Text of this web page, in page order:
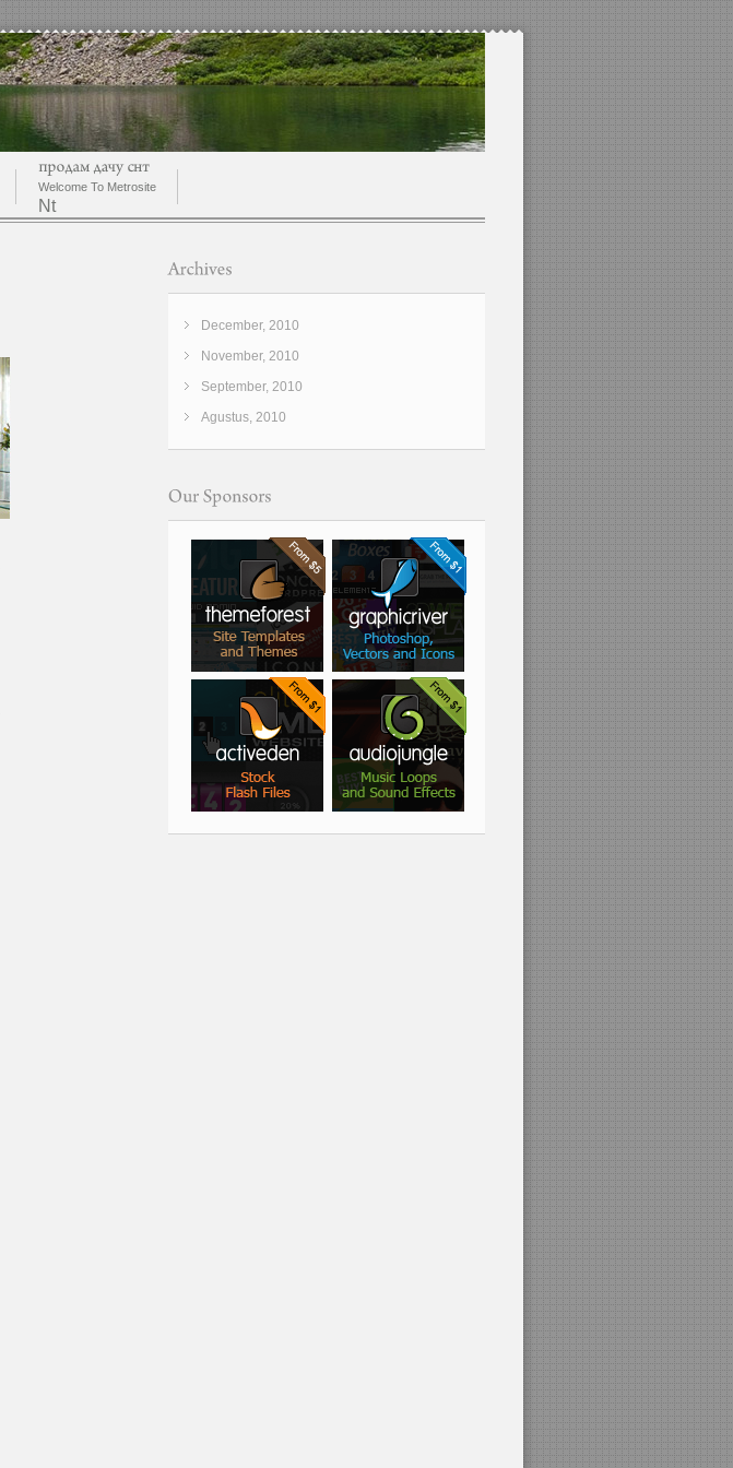
Welcome To Metrosite
Nt
December, 2010
November, 2010
September, 2010
Agustus, 2010